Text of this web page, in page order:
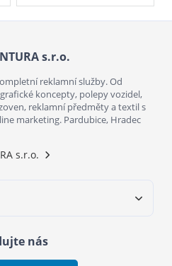
s.r.o.
reklamní služby. Od
koncepty, polepy vozidel,
reklamní předměty a textil s
marketing. Pardubice, Hradec
s.r.o.
nás